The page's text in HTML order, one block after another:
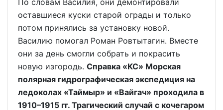
По словам Василия, они демонтировали
оставшиеся куски старой ограды и только
потом принялись за установку новой.
Василию помогал Роман Ровтытагин. Вместе
они за день смогли собрать и покрасить
новую изгородь. Справка «КС» Морская
полярная гидрографическая экспедиция на
ледоколах «Таймыр» и «Вайгач» проходила в
1910–1915 гг. Трагический случай с кочегаром